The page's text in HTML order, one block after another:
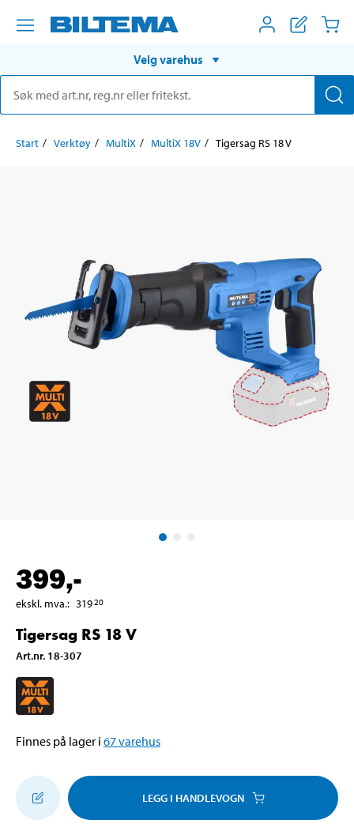
Velg varehus
Start Verktøy MultiX MultiX 18V Tigersag RS 18 V
399,-
ekskl. mva.: 31920
Tigersag RS 18 V
Art.nr. 18-307
Finnes på lager i 67varehus
LEGG I HANDLEVOGN